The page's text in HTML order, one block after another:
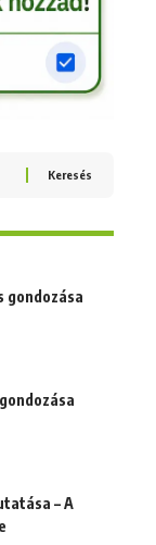
gondozása
– A